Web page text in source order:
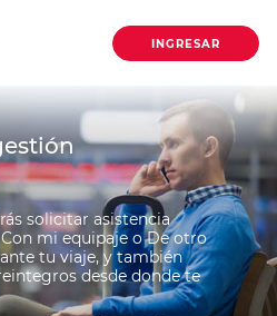
INGRESAR
mi equipaje o De otro
tu viaje, y también
desde donde te